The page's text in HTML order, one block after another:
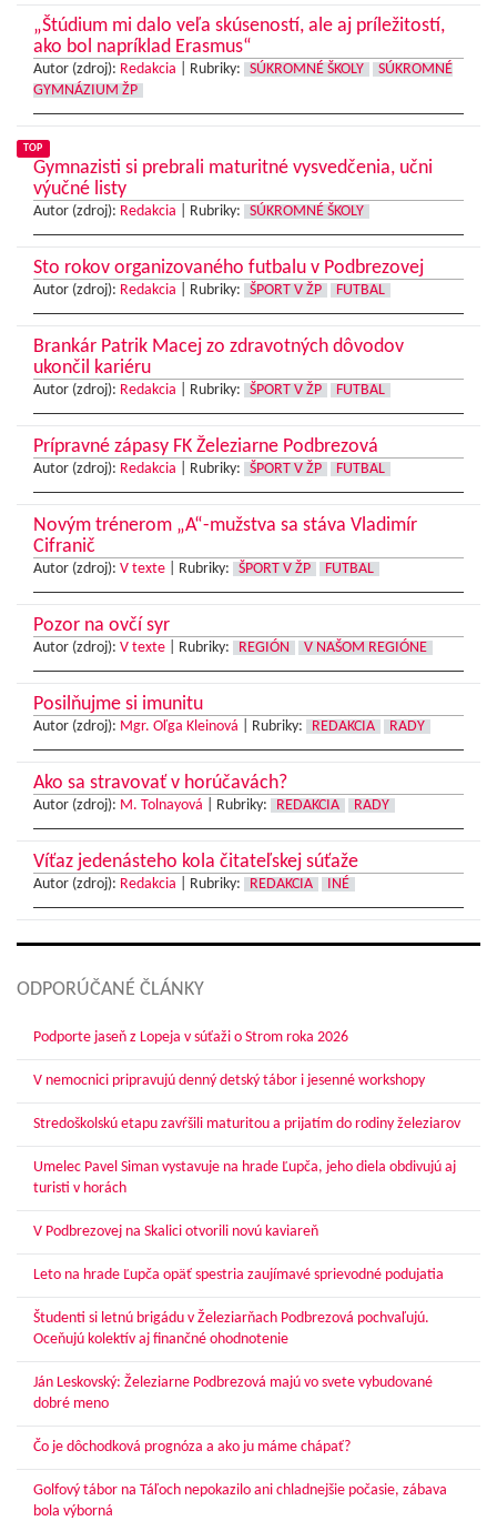
„Štúdium mi dalo veľa skúseností, ale aj príležitostí,
ako bol napríklad Erasmus“
Autor (zdroj): Redakcia Rubriky: SÚKROMNÉ ŠKOLY
SÚKROMNÉ
GYMNÁZIUM ŽP
TOP
Gymnazisti si prebrali maturitné vysvedčenia, učni
výučné listy
Autor (zdroj): Redakcia Rubriky: SÚKROMNÉ ŠKOLY
Sto rokov organizovaného futbalu v Podbrezovej
Autor (zdroj): Redakcia Rubriky: ŠPORT V ŽP FUTBAL
Brankár Patrik Macej zo zdravotných dôvodov
ukončil kariéru
Autor (zdroj): Redakcia Rubriky: ŠPORT V ŽP FUTBAL
Prípravné zápasy FK Železiarne Podbrezová
Autor (zdroj): Redakcia Rubriky: ŠPORT V ŽP FUTBAL
Novým trénerom „A“-mužstva sa stáva Vladimír
Cifranič
Autor (zdroj): V texte Rubriky: ŠPORT V ŽP FUTBAL
Pozor na ovčí syr
Autor (zdroj): V texte Rubriky: REGIÓN V NAŠOM REGIÓNE
Posilňujme si imunitu
Autor (zdroj): Mgr. Oľga Kleinová Rubriky: REDAKCIA RADY
Ako sa stravovať v horúčavách?
Autor (zdroj): M. Tolnayová Rubriky: REDAKCIA RADY
Víťaz jedenásteho kola čitateľskej súťaže
Autor (zdroj): Redakcia Rubriky: REDAKCIA INÉ
ODPORÚČANÉ ČLÁNKY
Podporte jaseň z Lopeja v súťaži o Strom roka 2026
V nemocnici pripravujú denný detský tábor i jesenné workshopy
Stredoškolskú etapu zavŕšili maturitou a prijatím do rodiny železiarov
Umelec Pavel Siman vystavuje na hrade Ľupča, jeho diela obdivujú aj
turisti v horách
V Podbrezovej na Skalici otvorili novú kaviareň
Leto na hrade Ľupča opäť spestria zaujímavé sprievodné podujatia
Študenti si letnú brigádu v Železiarňach Podbrezová pochvaľujú.
Oceňujú kolektív aj finančné ohodnotenie
Ján Leskovský: Železiarne Podbrezová majú vo svete vybudované
dobré meno
Čo je dôchodková prognóza a ako ju máme chápať?
Golfový tábor na Táľoch nepokazilo ani chladnejšie počasie, zábava
bola výborná